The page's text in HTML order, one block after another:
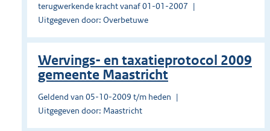
terugwerkende kracht vanaf 01-01-2007
Uitgegeven door: Overbetuwe
Wervings- en taxatieprotocol 2009
gemeente Maastricht
Geldend van 05-10-2009 t/m heden
Uitgegeven door: Maastricht